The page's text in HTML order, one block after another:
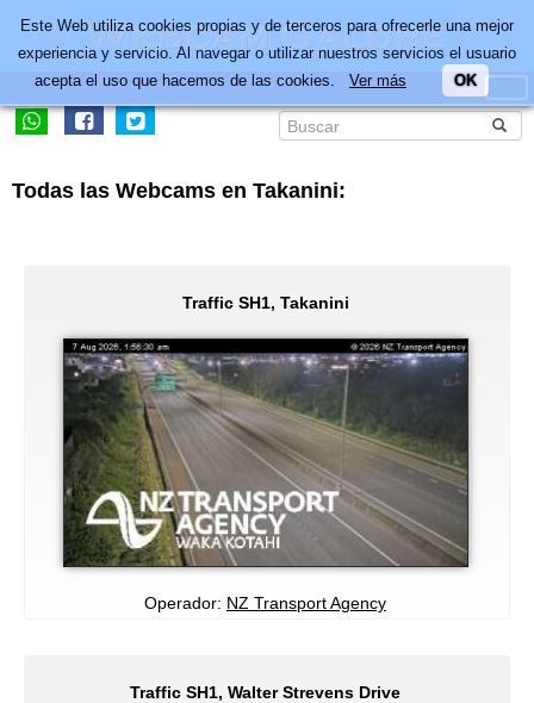
Todas las Webcams en Takanini:
Traffic SH1, Takanini
Operador: NZ Transport Agency
Traffic SH1, Walter Strevens Drive
Este Web utiliza cookies propias y de terceros para ofrecerle una mejor
experiencia y servicio. Al navegar o utilizar nuestros servicios el usuario
acepta el uso que hacemos de las cookies. Ver más OK